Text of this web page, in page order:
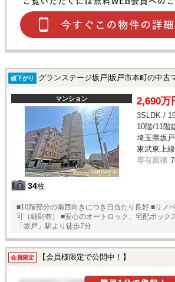
値下がり グランステージ坂戸|坂戸市本町の中古
マンション
34枚
2,690万
3SLDK /
10階/11階
埼玉県坂
東武東上
専有面積
■10階部分の南西向きにつき日当たり良好 ■リノ
可（細則有） ■安心のオートロック、宅配ボック
「坂戸」駅より徒歩7分
会員限定 【会員様限定で公開中！】